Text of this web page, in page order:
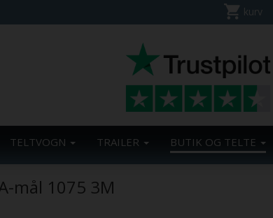
kurv
TELTVOGN TRAILER BUTIK OG TELTE
mål 1075 3M